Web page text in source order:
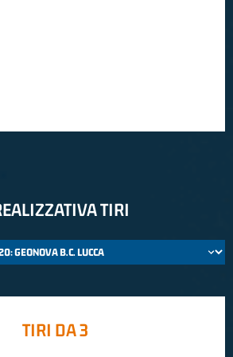
TIRI
TIRI DA 3